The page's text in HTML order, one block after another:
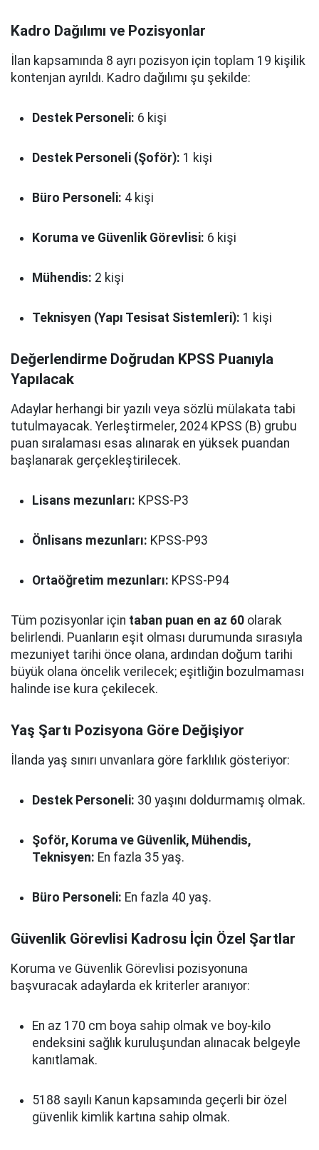
Kadro Dağılımı ve Pozisyonlar
İlan kapsamında 8 ayrı pozisyon için toplam 19 kişilik
kontenjan ayrıldı. Kadro dağılımı şu şekilde:
Destek Personeli: 6 kişi
Destek Personeli (Şoför): 1 kişi
Büro Personeli: 4 kişi
Koruma ve Güvenlik Görevlisi: 6 kişi
Mühendis: 2 kişi
Teknisyen (Yapı Tesisat Sistemleri): 1 kişi
Değerlendirme Doğrudan KPSS Puanıyla
Yapılacak
Adaylar herhangi bir yazılı veya sözlü mülakata tabi
tutulmayacak. Yerleştirmeler, 2024 KPSS (B) grubu
puan sıralaması esas alınarak en yüksek puandan
başlanarak gerçekleştirilecek.
Lisans mezunları: KPSS-P3
Önlisans mezunları: KPSS-P93
Ortaöğretim mezunları: KPSS-P94
Tüm pozisyonlar için taban puan en az 60 olarak
belirlendi. Puanların eşit olması durumunda sırasıyla
mezuniyet tarihi önce olana, ardından doğum tarihi
büyük olana öncelik verilecek; eşitliğin bozulmaması
halinde ise kura çekilecek.
Yaş Şartı Pozisyona Göre Değişiyor
İlanda yaş sınırı unvanlara göre farklılık gösteriyor:
Destek Personeli: 30 yaşını doldurmamış olmak.
Şoför, Koruma ve Güvenlik, Mühendis,
Teknisyen: En fazla 35 yaş.
Büro Personeli: En fazla 40 yaş.
Güvenlik Görevlisi Kadrosu İçin Özel Şartlar
Koruma ve Güvenlik Görevlisi pozisyonuna
başvuracak adaylarda ek kriterler aranıyor:
En az 170 cm boya sahip olmak ve boy-kilo
endeksini sağlık kuruluşundan alınacak belgeyle
kanıtlamak.
5188 sayılı Kanun kapsamında geçerli bir özel
güvenlik kimlik kartına sahip olmak.